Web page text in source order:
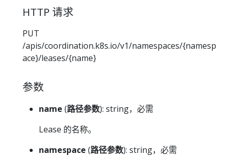
HTTP 请求
PUT
/apis/coordination.k8s.io/v1/namespaces/{namesp
ace}/leases/{name}
参数
name (路径参数): string，必需
Lease 的名称。
namespace (路径参数): string，必需